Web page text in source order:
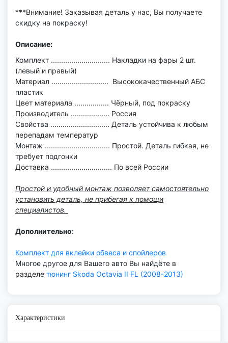
***Внимание! Заказывая деталь у нас, Вы получаете
скидку на покраску!
Описание:
Комплект ............................. Накладки на фары 2 шт.
(левый и правый)
Материал ............................ Высококачественный АБС
пластик
Цвет материала ................. Чёрный, под покраску
Производитель ................... Россия
Свойства ............................. Деталь устойчива к любым
перепадам температур
Монтаж ................................ Простой. Деталь гибкая, не
требует подгонки
Доставка .............................. По всей России
Простой и удобный монтаж позволяет самостоятельно
установить деталь, не прибегая к помощи
специалистов.
Дополнительно:
Комплект для вклейки обвеса и спойлеров
Многое другое для Вашего авто Вы найдёте в
разделе тюнинг Skoda Octavia II FL (2008-2013)
Характеристики